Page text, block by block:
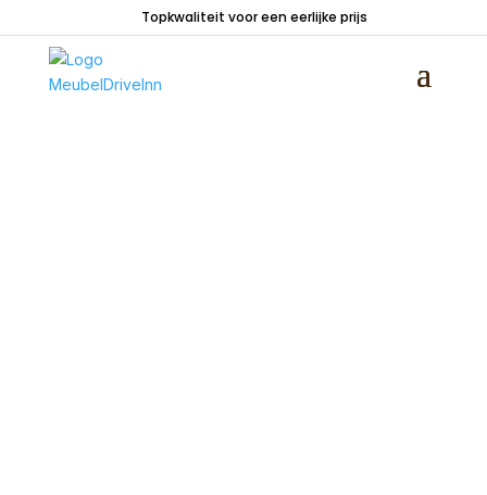
Topkwaliteit voor een eerlijke prijs
Woondecoraties/Vazen en potten
Metalen vaas rond peach 34cm hoog